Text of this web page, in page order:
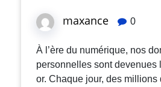
maxance 0
À l’ère du numérique, nos
personnelles sont devenues
or. Chaque jour, des millions